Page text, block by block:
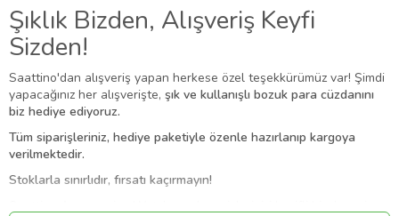
Şıklık Bizden, Alışveriş Keyfi
Sizden!
Saattino'dan alışveriş yapan herkese özel teşekkürümüz var! Şimdi
yapacağınız her alışverişte, şık ve kullanışlı bozuk para cüzdanını
biz hediye ediyoruz.
Tüm siparişleriniz, hediye paketiyle özenle hazırlanıp kargoya
verilmektedir.
Stoklarla sınırlıdır, fırsatı kaçırmayın!